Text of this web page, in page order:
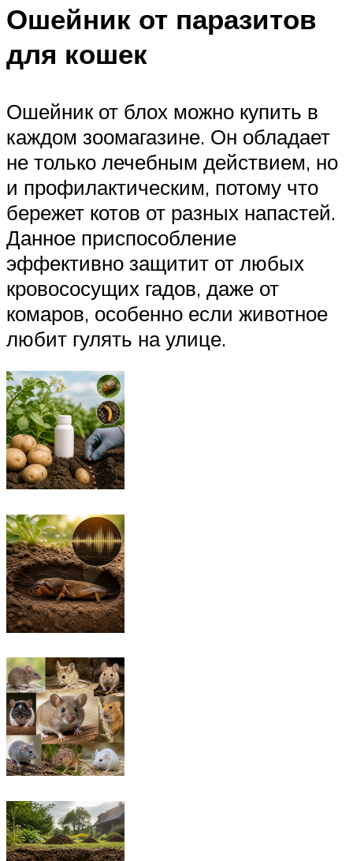
Ошейник от паразитов
для кошек
Ошейник от блох можно купить в
каждом зоомагазине. Он обладает
не только лечебным действием, но
и профилактическим, потому что
бережет котов от разных напастей.
Данное приспособление
эффективно защитит от любых
кровососущих гадов, даже от
комаров, особенно если животное
любит гулять на улице.